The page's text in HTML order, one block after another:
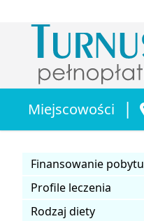
Miejscowości |
Finansowanie pobytu
Profile leczenia
Rodzaj diety